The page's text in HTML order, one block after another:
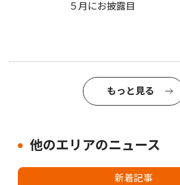
５月にお披露目
もっと見る
他のエリアのニュース
新着記事